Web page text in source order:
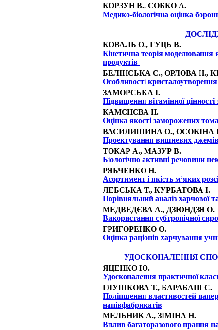
КОРЗУН В., СОБКО А.
Медико-біологічна оцінка
КОВАЛЬ О., ГУЦЬ В.
Кінетична теорія моделювання
продуктів
БЕЛІНСЬКА С., ОРЛОВА Н.,
Особливості
ЗАМОРСЬКА І.
Підвищення вітамінної
КАМЄНЄВА Н.
Оцінка якості заморожених
ВАСИЛИШИНА О., ОСОКІНА
Проектування вишневих
ТОКАР А., МАЗУР В.
Біологічно активні речовини
РЯБЧЕНКО Н.
Асортимент і якість м’яких
ЛЕБСЬКА Т., КУРБАТОВА І.
Порівняльний аналіз харчової та
МЕДВЕДЄВА А., ДЗЮНДЗЯ О.
Використання субтропічної
ГРИГОРЕНКО О.
Оцінка раціонів харчування
УДОСКОНАЛЕННЯ
ЯЦЕНКО Ю.
Удосконалення практичної
ГЛУШКОВА Т., БАРАБАШ С.
Поліпшення властивостей
напівфабрикатів
МЕЛЬНИК А., ЗІМІНА Н.
Вплив багаторазового прання